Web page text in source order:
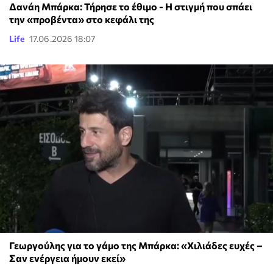
Δανάη Μπάρκα: Τήρησε το έθιμο - Η στιγμή που σπάει
την «προβέντα» στο κεφάλι της
Life 17.06.2026 18:07
Γεωργούλης για το γάμο της Μπάρκα: «Χιλιάδες ευχές –
Σαν ενέργεια ήμουν εκεί»